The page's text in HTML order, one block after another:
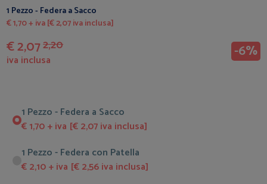
1 Pezzo - Federa a Sacco
€ 1,70 + iva [€ 2,07 iva inclusa]
€ 2,072,20
iva inclusa -6%
1 Pezzo - Federa a Sacco
€ 1,70 + iva [€ 2,07 iva inclusa]
1 Pezzo - Federa con Patella
€ 2,10 + iva [€ 2,56 iva inclusa]